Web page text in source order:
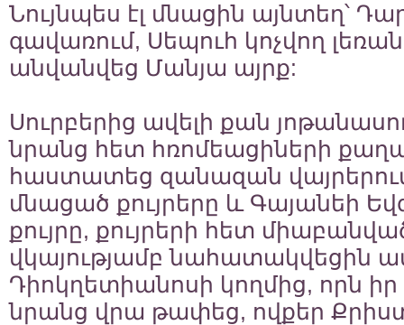
Նույնպես էլ մնացին այնտեղ՝
գավառում, Սեպուհ կոչվող
անվանվեց Մանյա այրք:
Սուրբերից ավելի քան
նրանց հետ հռոմեացիների
հաստատեց զանազան
մնացած քույրերը և Գայանեի
քույրը, քույրերի հետ
վկայությամբ նահատակվեցին
Դիոկղետիանոսի կողմից, որն իր
նրանց վրա թափեց, ովքեր